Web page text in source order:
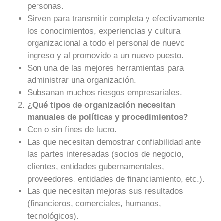
personas.
Sirven para transmitir completa y efectivamente
los conocimientos, experiencias y cultura
organizacional a todo el personal de nuevo
ingreso y al promovido a un nuevo puesto.
Son una de las mejores herramientas para
administrar una organización.
Subsanan muchos riesgos empresariales.
¿Qué tipos de organización necesitan
manuales de políticas y procedimientos?
Con o sin fines de lucro.
Las que necesitan demostrar confiabilidad ante
las partes interesadas (socios de negocio,
clientes, entidades gubernamentales,
proveedores, entidades de financiamiento, etc.).
Las que necesitan mejoras sus resultados
(financieros, comerciales, humanos,
tecnológicos).